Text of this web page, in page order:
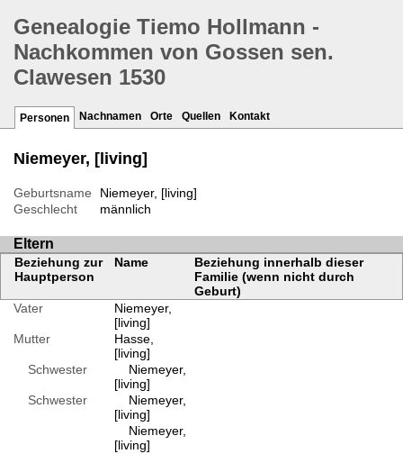
Genealogie Tiemo Hollmann -
Nachkommen von Gossen sen.
Clawesen 1530
Personen Nachnamen Orte Quellen Kontakt
Niemeyer, [living]
Geburtsname
Niemeyer, [living]
Geschlecht
männlich
Eltern
Beziehung zur
Hauptperson
Name
Beziehung innerhalb dieser
Familie (wenn nicht durch
Geburt)
Vater
Niemeyer,
[living]
Mutter
Hasse,
[living]
Schwester
Niemeyer,
[living]
Schwester
Niemeyer,
[living]
Niemeyer,
[living]